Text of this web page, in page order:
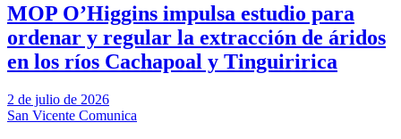
MOP O’Higgins impulsa estudio para
ordenar y regular la extracción de áridos
en los ríos Cachapoal y Tinguiririca
2 de julio de 2026
San Vicente Comunica